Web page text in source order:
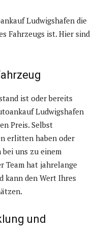
Ludwigshafen die
Fahrzeugs ist. Hier sind
ist oder bereits
Ludwigshafen
Preis. Selbst
erlitten haben oder
uns zu einem
Team hat jahrelange
kann den Wert Ihres
und